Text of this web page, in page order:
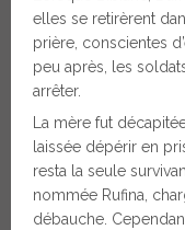
elles se retirèrent
prière, conscientes
peu après, les
arrêter.
La mère fut
laissée dépérir en
resta la seule
nommée Rufina,
débauche.